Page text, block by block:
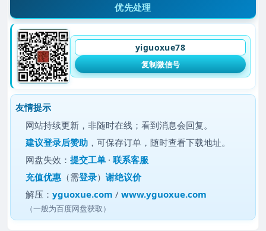
优先处理
yiguoxue78
复制微信号
友情提示
网站持续更新，非随时在线；看到消息会回复。
建议登录后赞助 ，可保存订单，随时查看下载地址。
网盘失效：提交工单 ·联系客服
充值优惠 （需登录）谢绝议价
解压：yguoxue.com /www.yguoxue.com
（一般为百度网盘获取）